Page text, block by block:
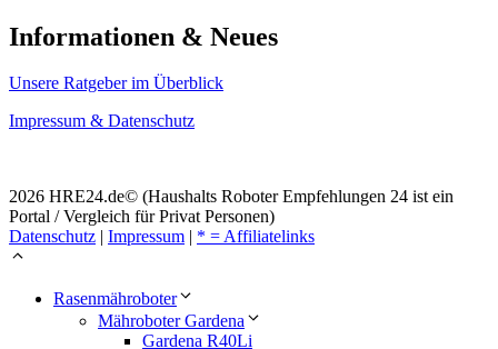
Informationen & Neues
Unsere Ratgeber im Überblick
Impressum & Datenschutz
2026 HRE24.de© (Haushalts Roboter Empfehlungen 24 ist ein
Portal / Vergleich für Privat Personen)
Datenschutz | Impressum | * = Affiliatelinks
Rasenmähroboter
Mähroboter Gardena
Gardena R40Li